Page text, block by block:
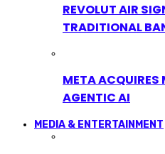
REVOLUT AIR
TRADITIONAL
META ACQUIRES
AGENTIC AI
MEDIA & ENTERTAINMENT